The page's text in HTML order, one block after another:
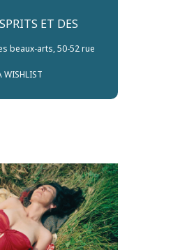
ET DES
beaux-arts, 50-52 rue
WISHLIST